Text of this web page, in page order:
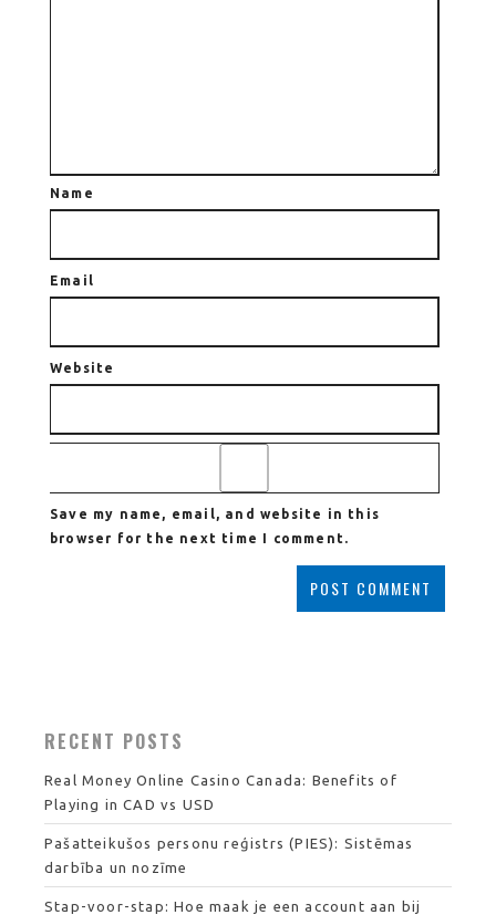
Name
Email
Website
Save my name, email, and website in this
browser for the next time I comment.
RECENT POSTS
Real Money Online Casino Canada: Benefits of
Playing in CAD vs USD
Pašatteikušos personu reģistrs (PIES): Sistēmas
darbība un nozīme
Stap-voor-stap: Hoe maak je een account aan bij